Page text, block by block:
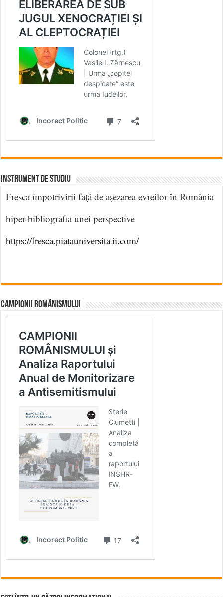
INSTRUMENT DE STUDIU
Fresca împotrivirii faţă de aşezarea evreilor în România
hiper-bibliografia unei perspective
https://fresca.piatauniversitatii.com/
CAMPIONII ROMÂNISMULUI